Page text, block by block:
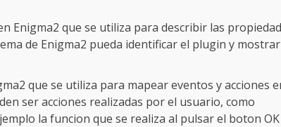
Enigma2 que se utiliza para describir las
de Enigma2 pueda identificar el plugin y
que se utiliza para mapear eventos y acciones
ser acciones realizadas por el usuario, como
la funcion que se realiza al pulsar el boton OK